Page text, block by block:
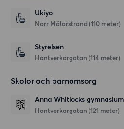
Ukiyo
Norr Mälarstrand (110 meter)
Styrelsen
Hantverkargatan (114 meter)
Skolor och barnomsorg
Anna Whitlocks gymnasium
Hantverkargatan (121 meter)